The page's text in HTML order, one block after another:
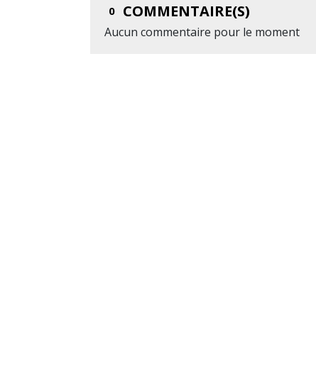
0 COMMENTAIRE(S)
Aucun commentaire pour le moment